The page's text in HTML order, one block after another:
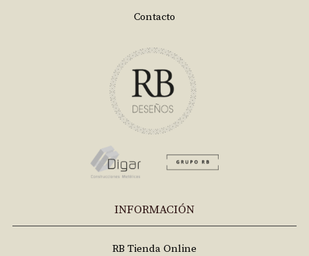
Contacto
INFORMACIÓN
RB Tienda Online